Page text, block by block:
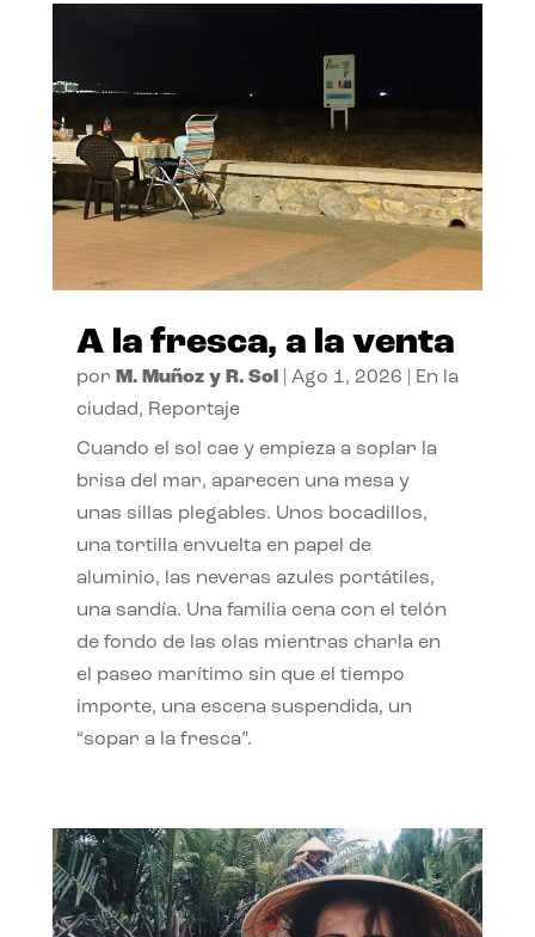
A la fresca, a la venta
por M. Muñoz y R. Sol| Ago 1, 2026
En la
ciudad, Reportaje
Cuando el sol cae y empieza a soplar la
brisa del mar, aparecen una mesa y
unas sillas plegables. Unos bocadillos,
una tortilla envuelta en papel de
aluminio, las neveras azules portátiles,
una sandía. Una familia cena con el telón
de fondo de las olas mientras charla en
el paseo marítimo sin que el tiempo
importe, una escena suspendida, un
“sopar a la fresca”.